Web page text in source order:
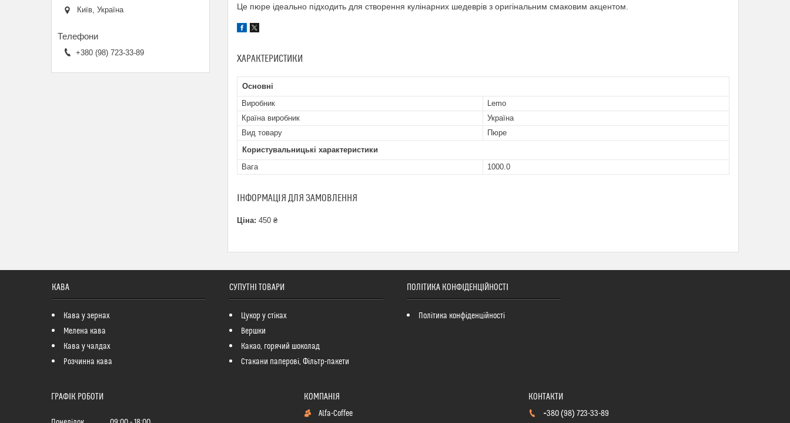
Це пюре ідеально підходить для створення кулінарних шедеврів з оригінальним смаковим акцентом.
ХАРАКТЕРИСТИКИ
Основні
Виробник
Lemo
Країна виробник
Україна
Вид товару
Пюре
Користувальницькі характеристики
Вага
1000.0
ІНФОРМАЦІЯ ДЛЯ ЗАМОВЛЕННЯ
Ціна: 450 ₴
Київ, Україна
+380 (98) 723-33-89
КАВА
Кава у зернах
Мелена кава
Кава у чалдах
Розчинна кава
СУПУТНІ ТОВАРИ
Цукор у стіках
Вершки
Какао, горячий шоколад
Стакани паперові, Фільтр-пакети
ПОЛІТИКА КОНФІДЕНЦІЙНОСТІ
Політика конфіденційності
ГРАФІК РОБОТИ
Alfa-Coffee +380 (98) 723-33-89